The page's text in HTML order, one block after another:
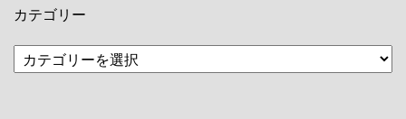
カテゴリー
テ